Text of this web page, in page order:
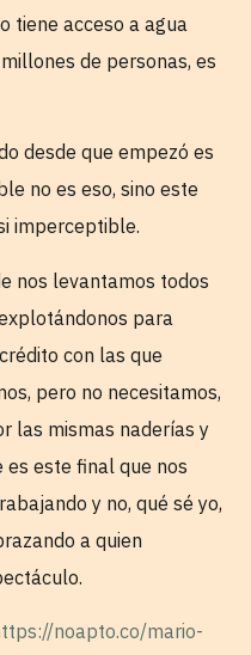
tiene acceso a agua
de personas, es
desde que empezó es
no es eso, sino este
imperceptible.
nos levantamos todos
para
con las que
pero no necesitamos,
las mismas naderías y
es este final que nos
y no, qué sé yo,
a quien
noapto.co/mario-